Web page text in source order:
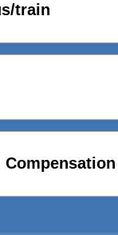
CONSEGNA
BIKE SHARING A
FAL SCONTI
train
Compensation